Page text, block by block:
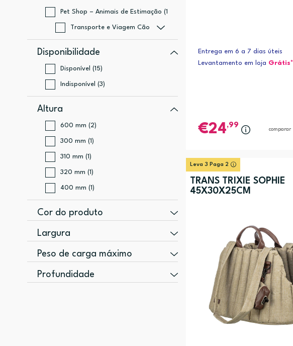
Pet Shop – Animais de Estimação (18)
Transporte e Viagem Cão (18)
Disponibilidade
Disponível (15)
Indisponível (3)
Altura
600 mm (2)
300 mm (1)
310 mm (1)
320 mm (1)
400 mm (1)
Cor do produto
Cinzento (1)
Preto, Cinzento (1)
Largura
220 mm (2)
330 mm (1)
Peso de carga máximo
8 kg (2)
Profundidade
Entrega em 6 a 7 dias úteis
Levantamento em loja Grátis*
24,99
comparar
Leva 3 Paga 2
TRANS TRIXIE SOPHIE
45X30X25CM